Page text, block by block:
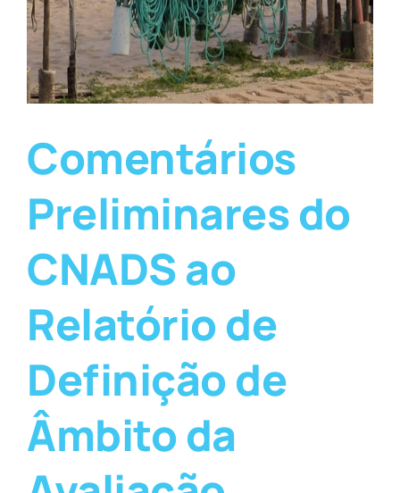
Comentários
Preliminares do
CNADS ao
Relatório de
Definição de
Âmbito da